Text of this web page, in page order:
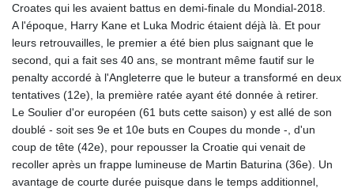
Croates qui les avaient battus en demi-finale du Mondial-2018.
A l'époque, Harry Kane et Luka Modric étaient déjà là. Et pour
leurs retrouvailles, le premier a été bien plus saignant que le
second, qui a fait ses 40 ans, se montrant même fautif sur le
penalty accordé à l'Angleterre que le buteur a transformé en deux
tentatives (12e), la première ratée ayant été donnée à retirer.
Le Soulier d'or européen (61 buts cette saison) y est allé de son
doublé - soit ses 9e et 10e buts en Coupes du monde -, d'un
coup de tête (42e), pour repousser la Croatie qui venait de
recoller après un frappe lumineuse de Martin Baturina (36e). Un
avantage de courte durée puisque dans le temps additionnel,